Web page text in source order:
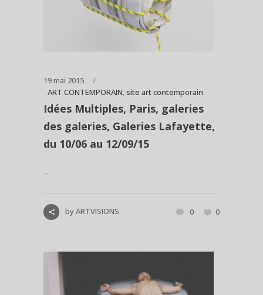
19 mai 2015
ART CONTEMPORAIN,site art contemporain
Idées Multiples, Paris, galeries
des galeries, Galeries Lafayette,
du 10/06 au 12/09/15
...
byARTVISIONS 0 0